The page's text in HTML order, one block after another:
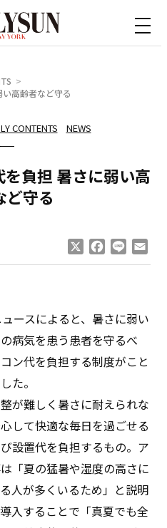
高齢者など守る
CONTENTS NEWS
負担 暑さに弱い高
ど守る
Facebook
Line
ースによると、暑さに弱い
病気を患う患者を守るべ
ン代を負担する制度がこと
た。
が難しく暑さに耐えられな
して快適な毎日を過ごせる
設置代を負担するもの。ア
「夏の猛暑や湿度の高さに
人が多くいるため」と説明
入することで「真夏でも全